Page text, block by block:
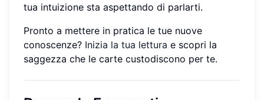
tua intuizione sta aspettando di parlarti.
Pronto a mettere in pratica le tue nuove
conoscenze? Inizia la tua lettura e scopri la
saggezza che le carte custodiscono per te.